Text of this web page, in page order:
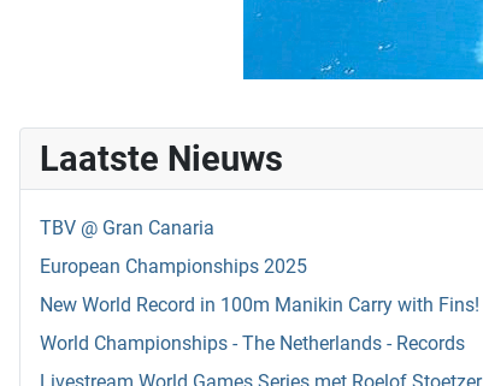
Laatste Nieuws
TBV @ Gran Canaria
European Championships 2025
New World Record in 100m Manikin Carry with Fins!
World Championships - The Netherlands - Records